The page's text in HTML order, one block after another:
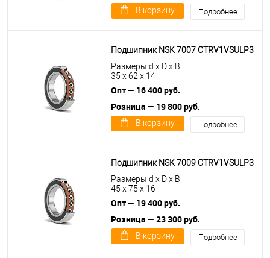
В корзину Подробнее
Подшипник NSK 7007 CTRV1VSULP3
Размеры d x D x B
35 x 62 x 14
Опт — 16 400 руб.
Розница — 19 800 руб.
В корзину Подробнее
Подшипник NSK 7009 CTRV1VSULP3
Размеры d x D x B
45 x 75 x 16
Опт — 19 400 руб.
Розница — 23 300 руб.
В корзину Подробнее